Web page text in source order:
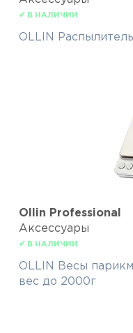
✔ В НАЛИЧИИ
OLLIN
Ollin Professional
Аксессуары
✔ В НАЛИЧИИ
OLLIN Весы
вес до 2000г